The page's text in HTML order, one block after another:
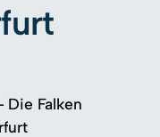
Die Falken